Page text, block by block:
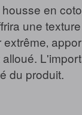
en
une
du produit.